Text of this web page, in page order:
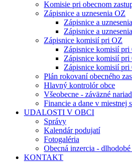
Komisie pri obecnom
Zápisnice a uznesenia OZ
Zápisnice a
Zápisnice a
Zápisnice komisií pri OZ
Zápisnice komisií
Zápisnice komisií pri
Zápisnice komisií
Plán rokovaní obecného
Hlavný kontrolór obce
Všeobecne - záväzné
Financie a dane v miestnej
UDALOSTI V OBCI
Správy
Kalendár podujatí
Fotogaléria
Obecná inzercia -
KONTAKT